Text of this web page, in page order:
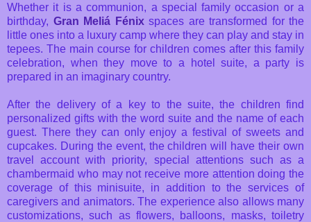
Whether it is a communion, a special family occasion or a
birthday, Gran Meliá Fénix spaces are transformed for the
little ones into a luxury camp where they can play and stay in
tepees. The main course for children comes after this family
celebration, when they move to a hotel suite, a party is
prepared in an imaginary country.
After the delivery of a key to the suite, the children find
personalized gifts with the word suite and the name of each
guest. There they can only enjoy a festival of sweets and
cupcakes. During the event, the children will have their own
travel account with priority, special attentions such as a
chambermaid who may not receive more attention doing the
coverage of this minisuite, in addition to the services of
caregivers and animators. The experience also allows many
customizations, such as flowers, balloons, masks, toiletry